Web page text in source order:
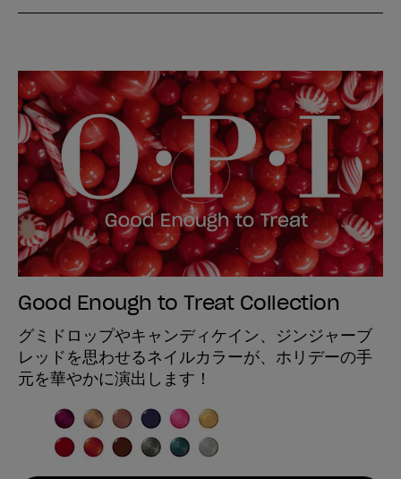
Good Enough to Treat Collection
グミドロップやキャンディケイン、ジンジャーブ
レッドを思わせるネイルカラーが、ホリデーの手
元を華やかに演出します！